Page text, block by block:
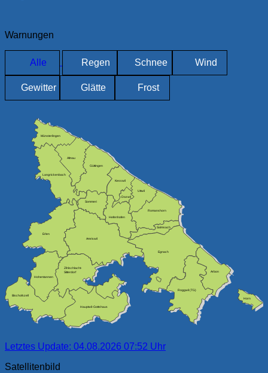
Warnungen
Alle Regen Schnee Wind
Gewitter Glätte Frost
Münsterlingen
Langrickenbach
Altnau
Güttingen
Kesswil
Dozwil
Uttwil
Romanshorn
Salmsach
Egnach
Arbon
Horn
Roggwil (TG)
Hauptwil-Gottshaus
Bischofszell
Hohentannen
Erlen
Amriswil
Hefenhofen
Sommeri
Zihlschlacht-
Sitterdorf
Letztes Update: 04.08.2026 07:52 Uhr
Satellitenbild